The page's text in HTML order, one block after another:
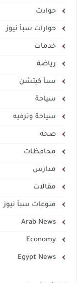
حوادث
حوارات سبأ نيوز
خدمات
رياضة
سبأ كيتشن
سياحة
سياحة وترفيه
صحة
محافظات
مدارس
مقالات
منوعات سبأ نيوز
Arab News
Economy
Egypt News